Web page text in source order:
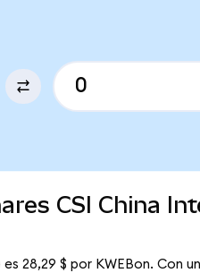
CSI China
28,29 $ por KWEBon. Con